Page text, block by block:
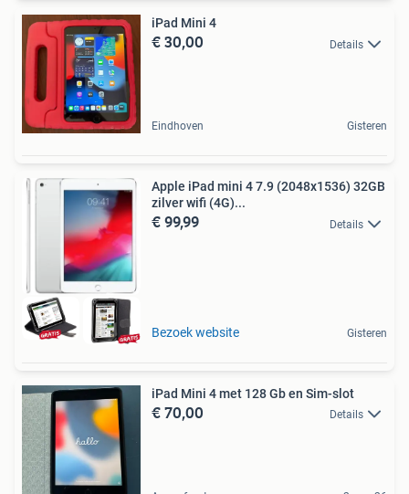
iPad Mini 4
€ 30,00 Details
Eindhoven Gisteren
Apple iPad mini 4 7.9 (2048x1536) 32GB
zilver wifi (4G)...
€ 99,99 Details
Bezoek website Gisteren
iPad Mini 4 met 128 Gb en Sim-slot
€ 70,00 Details